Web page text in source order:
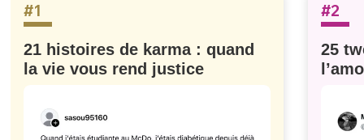
#1
21 histoires de karma : quand
la vie vous rend justice
#2
25